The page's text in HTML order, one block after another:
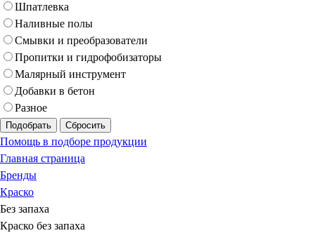
Шпатлевка
Наливные полы
Смывки и преобразователи
Пропитки и гидрофобизаторы
Малярный инструмент
Добавки в бетон
Разное
Подобрать Сбросить
Помощь в подборе продукции
Главная страница
Бренды
Краско
Без запаха
Краско без запаха